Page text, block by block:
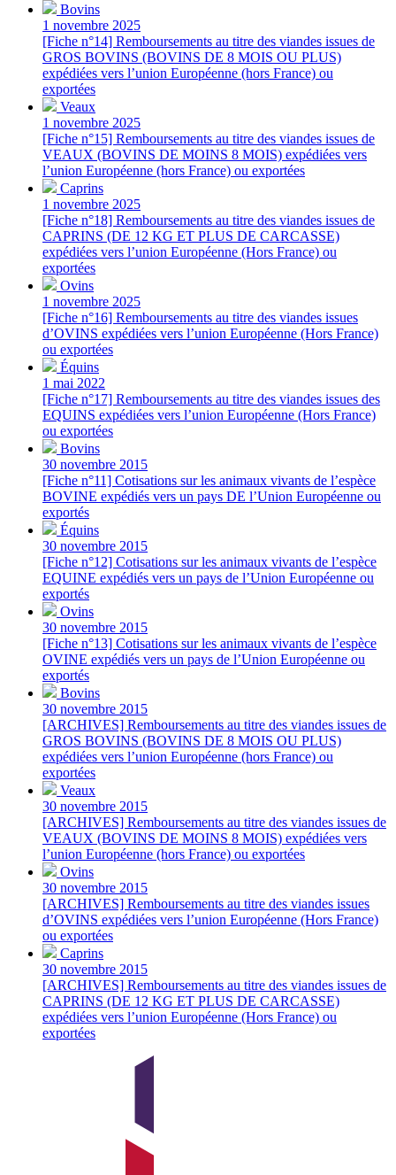
Bovins
1 novembre 2025
[Fiche n°14] Remboursements au titre des viandes issues de
GROS BOVINS (BOVINS DE 8 MOIS OU PLUS)
expédiées vers l’union Européenne (hors France) ou
exportées
Veaux
1 novembre 2025
[Fiche n°15] Remboursements au titre des viandes issues de
VEAUX (BOVINS DE MOINS 8 MOIS) expédiées vers
l’union Européenne (hors France) ou exportées
Caprins
1 novembre 2025
[Fiche n°18] Remboursements au titre des viandes issues de
CAPRINS (DE 12 KG ET PLUS DE CARCASSE)
expédiées vers l’union Européenne (Hors France) ou
exportées
Ovins
1 novembre 2025
[Fiche n°16] Remboursements au titre des viandes issues
d’OVINS expédiées vers l’union Européenne (Hors France)
ou exportées
Équins
1 mai 2022
[Fiche n°17] Remboursements au titre des viandes issues des
EQUINS expédiées vers l’union Européenne (Hors France)
ou exportées
Bovins
30 novembre 2015
[Fiche n°11] Cotisations sur les animaux vivants de l’espèce
BOVINE expédiés vers un pays DE l’Union Européenne ou
exportés
Équins
30 novembre 2015
[Fiche n°12] Cotisations sur les animaux vivants de l’espèce
EQUINE expédiés vers un pays de l’Union Européenne ou
exportés
Ovins
30 novembre 2015
[Fiche n°13] Cotisations sur les animaux vivants de l’espèce
OVINE expédiés vers un pays de l’Union Européenne ou
exportés
Bovins
30 novembre 2015
[ARCHIVES] Remboursements au titre des viandes issues de
GROS BOVINS (BOVINS DE 8 MOIS OU PLUS)
expédiées vers l’union Européenne (hors France) ou
exportées
Veaux
30 novembre 2015
[ARCHIVES] Remboursements au titre des viandes issues de
VEAUX (BOVINS DE MOINS 8 MOIS) expédiées vers
l’union Européenne (hors France) ou exportées
Ovins
30 novembre 2015
[ARCHIVES] Remboursements au titre des viandes issues
d’OVINS expédiées vers l’union Européenne (Hors France)
ou exportées
Caprins
30 novembre 2015
[ARCHIVES] Remboursements au titre des viandes issues de
CAPRINS (DE 12 KG ET PLUS DE CARCASSE)
expédiées vers l’union Européenne (Hors France) ou
exportées